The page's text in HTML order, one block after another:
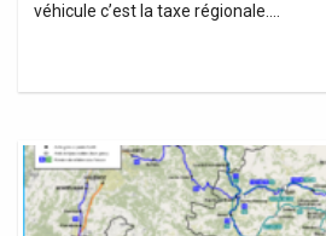
véhicule c’est la taxe régionale….
Carte
Région
Paca
Languedoc